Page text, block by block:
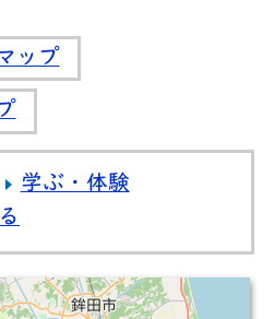
ップ
学ぶ・体験